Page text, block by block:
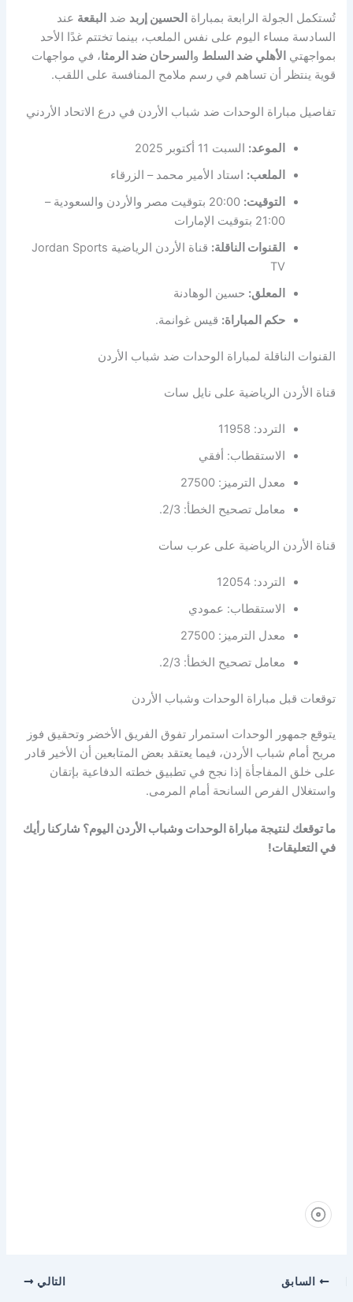
تُستكمل الجولة الرابعة بمباراة الحسين إربد ضد البقعة عند
السادسة مساء اليوم على نفس الملعب، بينما تختتم غدًا الأحد
بمواجهتي الأهلي ضد السلط و السرحان ضد الرمثا، في مواجهات
قوية ينتظر أن تساهم في رسم ملامح المنافسة على اللقب.
تفاصيل مباراة الوحدات ضد شباب الأردن في درع الاتحاد الأردني
الموعد: السبت 11 أكتوبر 2025
الملعب: استاد الأمير محمد – الزرقاء
التوقيت:
20:00 بتوقيت مصر والأردن والسعودية –
21:00 بتوقيت الإمارات
القنوات الناقلة:
قناة الأردن الرياضية Jordan Sports
TV
المعلق: حسين الوهادنة
حكم المباراة: قيس غوانمة.
القنوات الناقلة لمباراة الوحدات ضد شباب الأردن
قناة الأردن الرياضية على نايل سات
التردد: 11958
الاستقطاب: أفقي
معدل الترميز: 27500
معامل تصحيح الخطأ: 2/3.
قناة الأردن الرياضية على عرب سات
التردد: 12054
الاستقطاب: عمودي
معدل الترميز: 27500
معامل تصحيح الخطأ: 2/3.
توقعات قبل مباراة الوحدات وشباب الأردن
يتوقع جمهور الوحدات استمرار تفوق الفريق الأخضر وتحقيق فوز
مريح أمام شباب الأردن، فيما يعتقد بعض المتابعين أن الأخير قادر
على خلق المفاجأة إذا نجح في تطبيق خطته الدفاعية بإتقان
واستغلال الفرص السانحة أمام المرمى.
ما توقعك لنتيجة مباراة الوحدات وشباب الأردن اليوم؟ شاركنا رأيك
في التعليقات!
السابق التالي